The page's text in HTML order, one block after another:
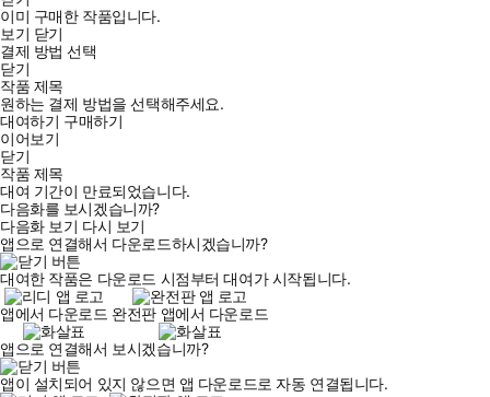
이미 구매한 작품입니다.
보기 닫기
결제 방법 선택
닫기
작품 제목
원하는 결제 방법을 선택해주세요.
대여하기 구매하기
이어보기
닫기
작품 제목
대여 기간이 만료되었습니다.
다음화를 보시겠습니까?
다음화 보기 다시 보기
앱으로 연결해서 다운로드하시겠습니까?
대여한 작품은 다운로드 시점부터 대여가 시작됩니다.
앱에서 다운로드 완전판 앱에서 다운로드
앱으로 연결해서 보시겠습니까?
앱이 설치되어 있지 않으면 앱 다운로드로 자동 연결됩니다.